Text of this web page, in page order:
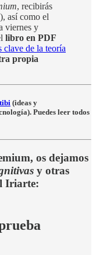
, recibirás
así como el
viernes y
libro en PDF
clave de la teoría
propia
(ideas y
Puedes leer todos
os dejamos
y otras
Iriarte: